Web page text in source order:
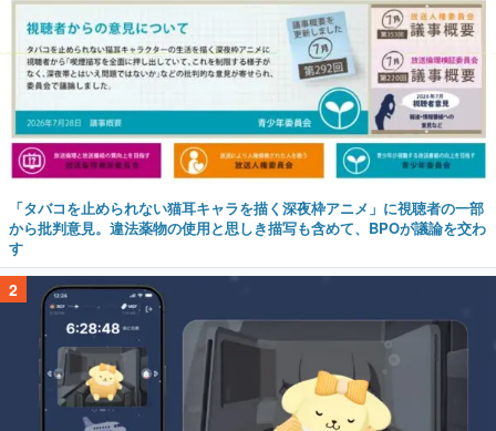
「タバコを止められない猫耳キャラを描く深夜枠アニメ」に視聴者の一部
から批判意見。違法薬物の使用と思しき描写も含めて、BPOが議論を交わ
す
2